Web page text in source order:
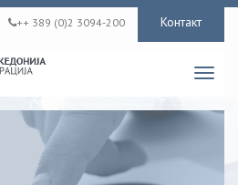
++ 389 (0)2 3094-200 Контакт